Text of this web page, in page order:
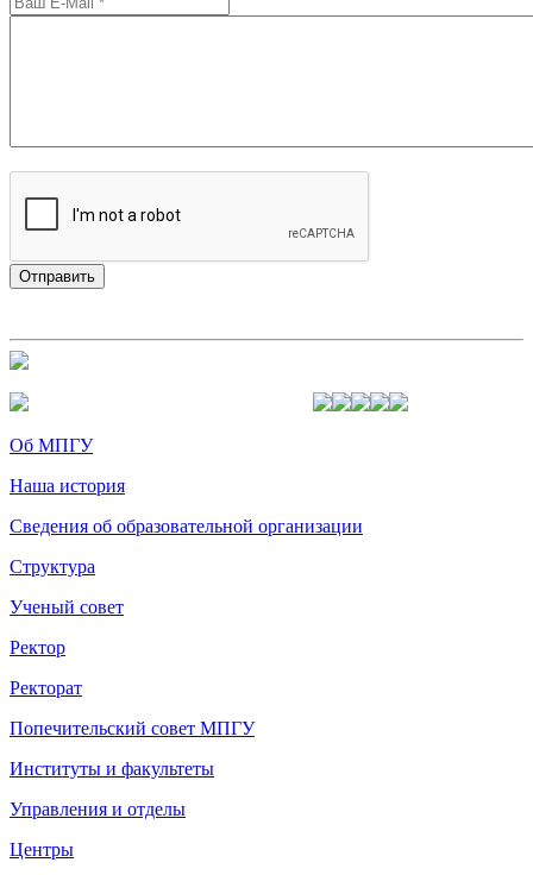
Об МПГУ
Наша история
Сведения об образовательной организации
Структура
Ученый совет
Ректор
Ректорат
Попечительский совет МПГУ
Институты и факультеты
Управления и отделы
Центры